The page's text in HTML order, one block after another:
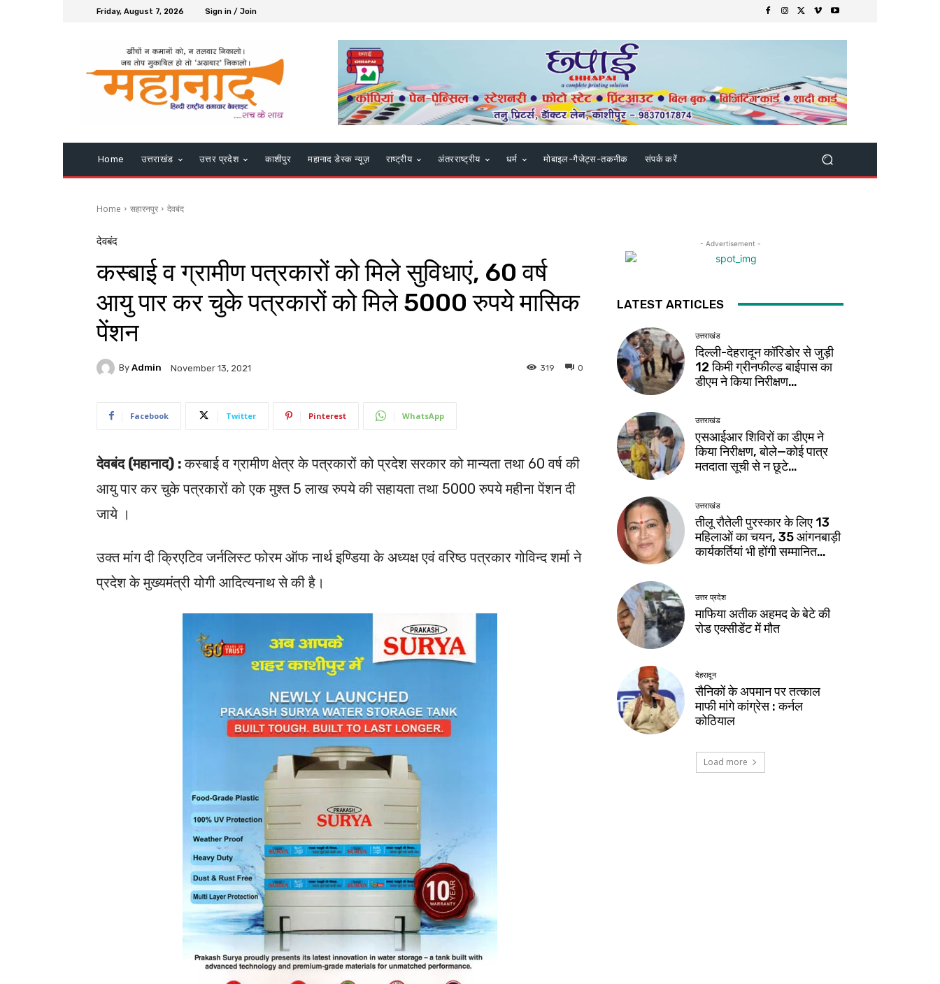
Friday, August 7, 2026 Sign in / Join
Home उत्तराखंड उत्तर प्रदेश काशीपुर महानाद डेस्क न्यूज़ राष्ट्रीय अंतरराष्ट्रीय धर्म मोबाइल-गैजेट्स-तकनीक संपर्क करें
Home सहारनपुर देवबंद
देवबंद
कस्बाई व ग्रामीण पत्रकारों को मिले सुविधाएं, 60 वर्ष
आयु पार कर चुके पत्रकारों को मिले 5000 रुपये मासिक
पेंशन
By Admin November 13, 2021 0
319
Facebook Twitter Pinterest WhatsApp
देवबंद (महानाद) :कस्बाई व ग्रामीण क्षेत्र के पत्रकारों को प्रदेश सरकार को मान्यता तथा 60 वर्ष की
आयु पार कर चुके पत्रकारों को एक मुश्त 5 लाख रुपये की सहायता तथा 5000 रुपये महीना पेंशन दी
जाये ।
उक्त मांग दी क्रिएटिव जर्नलिस्ट फोरम ऑफ नार्थ इण्डिया के अध्यक्ष एवं वरिष्ठ पत्रकार गोविन्द शर्मा ने
प्रदेश के मुख्यमंत्री योगी आदित्यनाथ से की है।
- Advertisement -
LATEST ARTICLES
उत्तराखंड
दिल्ली-देहरादून कॉरिडोर से जुड़ी
12 किमी ग्रीनफील्ड बाईपास का
डीएम ने किया निरीक्षण…
उत्तराखंड
एसआईआर शिविरों का डीएम ने
किया निरीक्षण, बोले—कोई पात्र
मतदाता सूची से न छूटे…
उत्तराखंड
तीलू रौतेली पुरस्कार के लिए 13
महिलाओं का चयन, 35 आंगनबाड़ी
कार्यकर्तियां भी होंगी सम्मानित…
उत्तर प्रदेश
माफिया अतीक अहमद के बेटे की
रोड एक्सीडेंट में मौत
देहरादून
सैनिकों के अपमान पर तत्काल
माफी मांगे कांग्रेस : कर्नल
कोठियाल
Load more